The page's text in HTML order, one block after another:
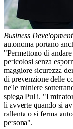
Business
autonoma portano
"Permettono di
pericolosi senza
maggiore sicurezza
di prevenzione delle
nelle miniere
spiega Pulli. "I
li avverte quando si
rallenta o si ferma
persona".